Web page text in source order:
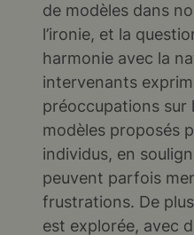
de modèles dans
l’ironie, et la
harmonie avec la
intervenants
préoccupations sur
modèles proposés
individus, en
peuvent parfois
frustrations. De
est explorée, avec